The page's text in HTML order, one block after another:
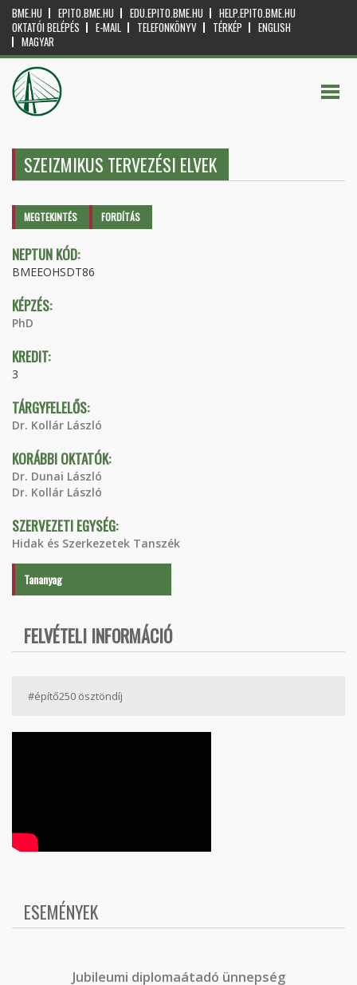
BME.HU EPITO.BME.HU EDU.EPITO.BME.HU
HELP.EPITO.BME.HU
OKTATÓI BELÉPÉS
E-MAIL TELEFONKÖNYV TÉRKÉP
ENGLISH
MAGYAR
SZEIZMIKUS TERVEZÉSI ELVEK
Elsődleges fülek
MEGTEKINTÉS (AKTÍVFORDÍTÁS
NEPTUN KÓD:
BMEEOHSDT86
KÉPZÉS:
PhD
KREDIT:
3
TÁRGYFELELŐS:
Dr. Kollár László
KORÁBBI OKTATÓK:
Dr. Dunai László
Dr. Kollár László
SZERVEZETI EGYSÉG:
Hidak és Szerkezetek Tanszék
Tananyag
FELVÉTELI INFORMÁCIÓ
#építő250 ösztöndíj
ESEMÉNYEK
Jubileumi diplomaátadó ünnepség